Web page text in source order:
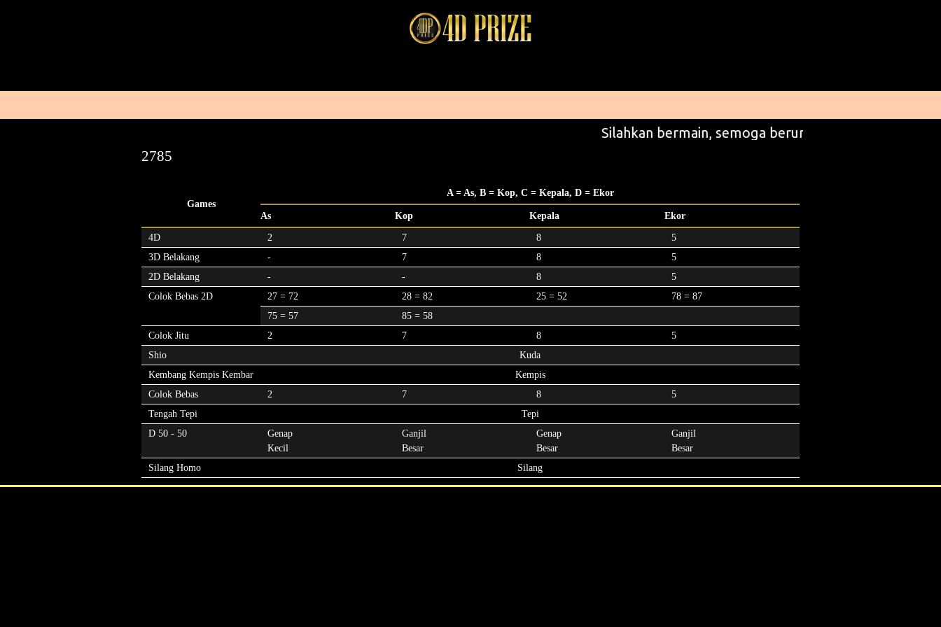
Silahkan bermain, semoga beruntung
2785
Games
A = As, B = Kop, C = Kepala, D = Ekor
As Kop Kepala Ekor
4D 2 7 8
5
3D Belakang
- 7 8
5
2D Belakang
- - 8
5
Colok Bebas 2D
27 = 72 28 = 82 25 = 52
78 = 87
75 = 57
85 = 58
Colok Jitu
2 7 8
5
Shio
Kuda
Kembang Kempis Kembar
Kempis
Colok Bebas
2 7 8
5
Tengah Tepi
Tepi
D 50 - 50
Genap
Kecil
Ganjil
Besar
Genap
Besar
Ganjil
Besar
Silang Homo
Silang